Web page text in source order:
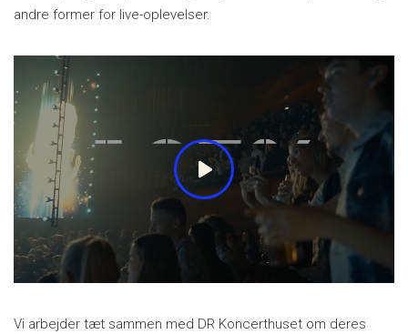
andre former for live-oplevelser.
Vi arbejder tæt sammen med DR Koncerthuset om deres